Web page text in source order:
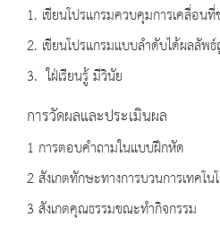
1. เขียนโปรแกรมควบคุมการเคลื่อน
2. เขียนโปรแกรมแบบลำดับได้ผลลัพ
3. ใฝ่เรียนรู้ มีวินัย
การวัดผลและประเมินผล
1 การตอบคำถามในแบบฝึกหัด
2 สังเกตทักษะทางการบวนการเทคโ
3 สังเกตคุณธรรมขณะทำกิจกรรม